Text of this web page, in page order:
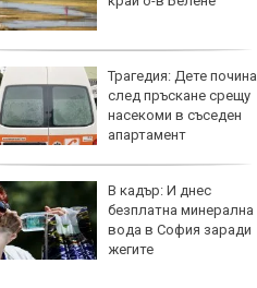
Трагедия: Дете почина
след пръскане срещу
насекоми в съседен
апартамент
В кадър: И днес
безплатна минерална
вода в София заради
жегите